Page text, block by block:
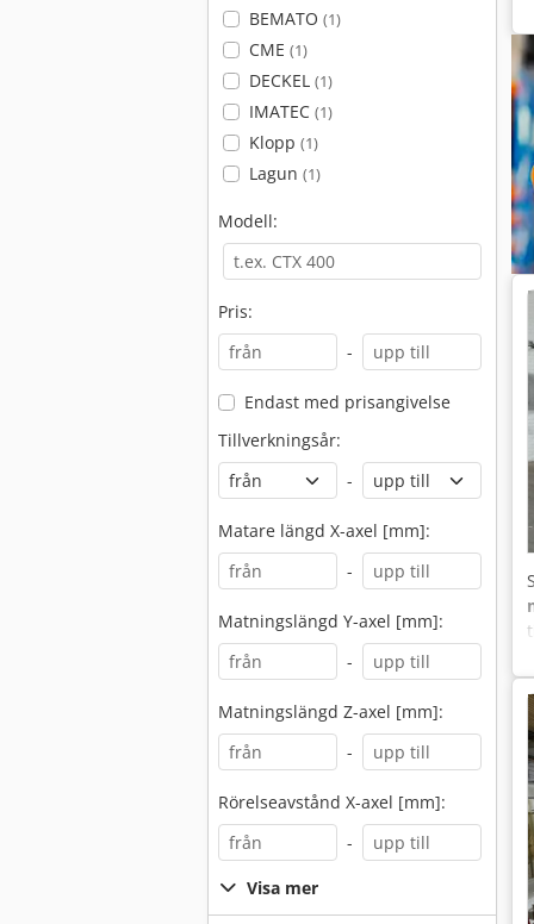
BEMATO (1)
CME (1)
DECKEL (1)
IMATEC (1)
Klopp (1)
Lagun (1)
Modell:
Pris:
-
Endast med prisangivelse
Tillverkningsår:
-
Matare längd X-axel [mm]:
-
Matningslängd Y-axel [mm]:
-
Matningslängd Z-axel [mm]:
-
Rörelseavstånd X-axel [mm]:
-
Visa mer